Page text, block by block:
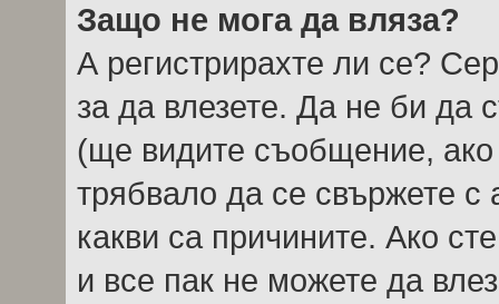
Защо не мога да вляза?
А регистрирахте ли се?
за да влезете. Да не би да
(ще видите съобщение, ако
трябвало да се свържете с
какви са причините. Ако
и все пак не можете да